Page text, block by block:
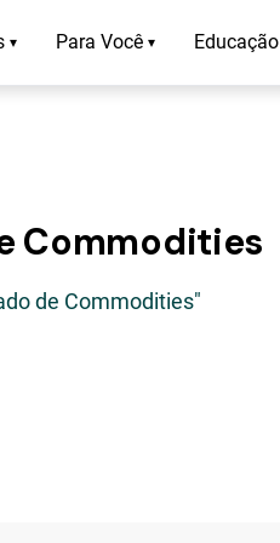
▾ Para Você ▾ Educação
Commodities
de Commodities"